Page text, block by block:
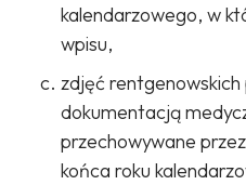
kalendarzowego, w
wpisu,
zdjęć
dokumentacją
przechowywane
końca roku